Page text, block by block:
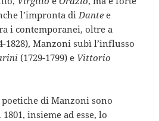
l’impronta di Dante e
i contemporanei, oltre a
1828), Manzoni subì l’influsso
(1729-1799) e Vittorio
di Manzoni sono
insieme ad esse, lo